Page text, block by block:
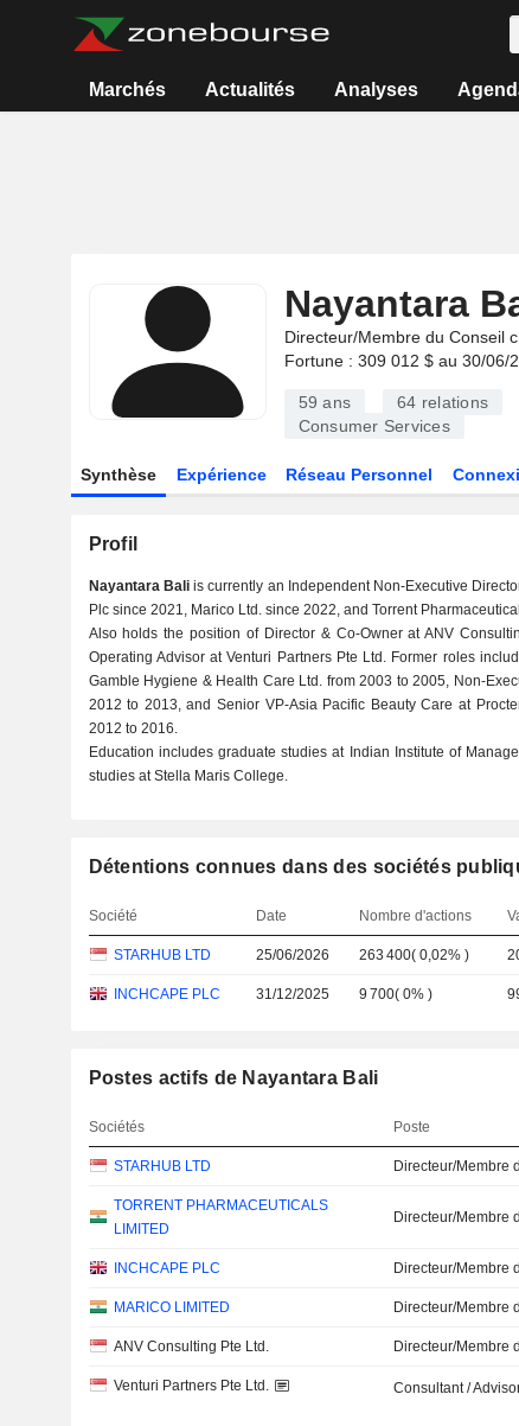
Marchés Actualités Analyses
Nayantara
Directeur/Membre du Conseil
Fortune : 309 012 $ au 30/06/
59 ans 64 relations
Consumer Services
Synthèse Expérience Réseau Personnel
Profil
Nayantara Baliis currently an Independent Non-Executive
Plc since 2021, Marico Ltd. since 2022, and Torrent
Also holds the position of Director & Co-Owner at ANV
Operating Advisor at Venturi Partners Pte Ltd. Former roles
Gamble Hygiene & Health Care Ltd. from 2003 to 2005, Non-
2012 to 2013, and Senior VP-Asia Pacific Beauty Care at
2012 to 2016.
Education includes graduate studies at Indian Institute of
studies at Stella Maris College.
Détentions connues dans des sociétés
Société Date Nombre d'actions
STARHUB LTD 25/06/2026 263 400(0,02% )
INCHCAPE PLC 31/12/2025 9 700(0% )
Postes actifs de Nayantara Bali
Sociétés Poste
STARHUB LTD Directeur/Membre
TORRENT PHARMACEUTICALS
LIMITED
Directeur/Membre
INCHCAPE PLC Directeur/Membre
MARICO LIMITED Directeur/Membre
ANV Consulting Pte Ltd. Directeur/Membre
Venturi Partners Pte Ltd. Consultant /